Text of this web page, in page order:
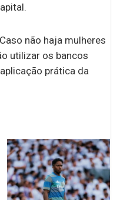
não haja mulheres
utilizar os bancos
prática da